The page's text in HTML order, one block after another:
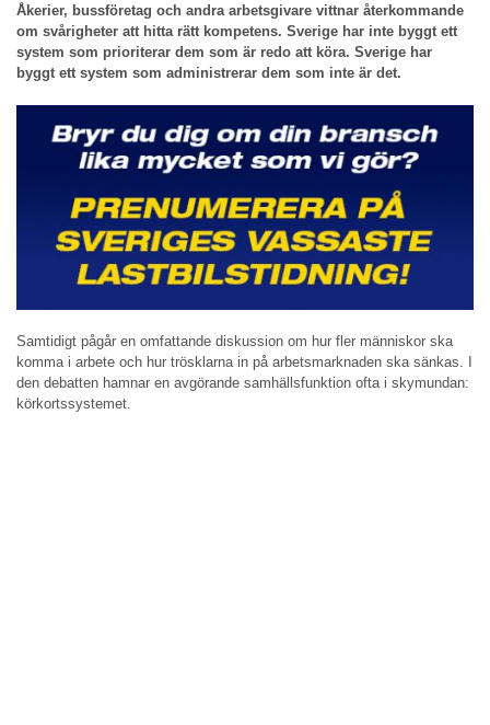
Åkerier, bussföretag och andra arbetsgivare vittnar återkommande
om svårigheter att hitta rätt kompetens. Sverige har inte byggt ett
system som prioriterar dem som är redo att köra. Sverige har
byggt ett system som administrerar dem som inte är det.
Samtidigt pågår en omfattande diskussion om hur fler människor ska
komma i arbete och hur trösklarna in på arbetsmarknaden ska sänkas. I
den debatten hamnar en avgörande samhällsfunktion ofta i skymundan:
körkortssystemet.